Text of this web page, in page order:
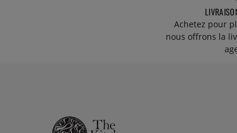
Achetez pour
nous offrons la